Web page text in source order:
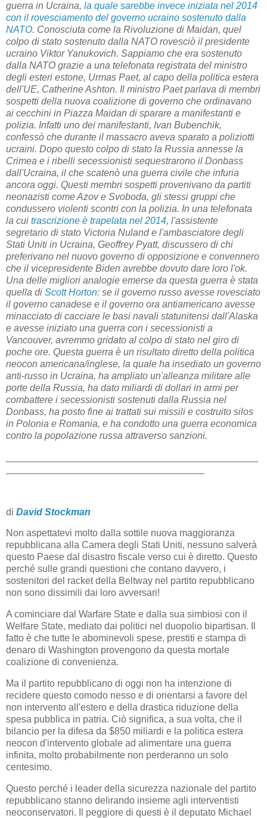
guerra in Ucraina, la quale sarebbe invece iniziata nel 2014
con il rovesciamento del governo ucraino sostenuto dalla
NATO. Conosciuta come la Rivoluzione di Maidan, quel
colpo di stato sostenuto dalla NATO rovesciò il presidente
ucraino Viktor Yanukovich. Sappiamo che era sostenuto
dalla NATO grazie a una telefonata registrata del ministro
degli esteri estone, Urmas Paet, al capo della politica estera
dell'UE, Catherine Ashton. Il ministro Paet parlava di membri
sospetti della nuova coalizione di governo che ordinavano
ai cecchini in Piazza Maidan di sparare a manifestanti e
polizia. Infatti uno dei manifestanti, Ivan Bubenchik,
confessò che durante il massacro aveva sparato a poliziotti
ucraini. Dopo questo colpo di stato la Russia annesse la
Crimea e i ribelli secessionisti sequestrarono il Donbass
dall'Ucraina, il che scatenò una guerra civile che infuria
ancora oggi. Questi membri sospetti provenivano da partiti
neonazisti come Azov e Svoboda, gli stessi gruppi che
condussero violenti scontri con la polizia. In una telefonata
la cui trascrizione è trapelata nel 2014, l'assistente
segretario di stato Victoria Nuland e l'ambasciatore degli
Stati Uniti in Ucraina, Geoffrey Pyatt, discussero di chi
preferivano nel nuovo governo di opposizione e convennero
che il vicepresidente Biden avrebbe dovuto dare loro l'ok.
Una delle migliori analogie emerse da questa guerra è stata
quella di Scott Horton: se il governo russo avesse rovesciato
il governo canadese e il governo ora antiamericano avesse
minacciato di cacciare le basi navali statunitensi dall'Alaska
e avesse iniziato una guerra con i secessionisti a
Vancouver, avremmo gridato al colpo di stato nel giro di
poche ore. Questa guerra è un risultato diretto della politica
neocon americana/inglese, la quale ha insediato un governo
anti-russo in Ucraina, ha ampliato un'alleanza militare alle
porte della Russia, ha dato miliardi di dollari in armi per
combattere i secessionisti sostenuti dalla Russia nel
Donbass, ha posto fine ai trattati sui missili e costruito silos
in Polonia e Romania, e ha condotto una guerra economica
contro la popolazione russa attraverso sanzioni.
di David Stockman
Non aspettatevi molto dalla sottile nuova maggioranza
repubblicana alla Camera degli Stati Uniti, nessuno salverà
questo Paese dal disastro fiscale verso cui è diretto. Questo
perché sulle grandi questioni che contano davvero, i
sostenitori del racket della Beltway nel partito repubblicano
non sono dissimili dai loro avversari!
A cominciare dal Warfare State e dalla sua simbiosi con il
Welfare State, mediato dai politici nel duopolio bipartisan. Il
fatto è che tutte le abominevoli spese, prestiti e stampa di
denaro di Washington provengono da questa mortale
coalizione di convenienza.
Ma il partito repubblicano di oggi non ha intenzione di
recidere questo comodo nesso e di orientarsi a favore del
non intervento all'estero e della drastica riduzione della
spesa pubblica in patria. Ciò significa, a sua volta, che il
bilancio per la difesa da $850 miliardi e la politica estera
neocon d'intervento globale ad alimentare una guerra
infinita, molto probabilmente non perderanno un solo
centesimo.
Questo perché i leader della sicurezza nazionale del partito
repubblicano stanno delirando insieme agli interventisti
neoconservatori. Il peggiore di questi è il deputato Michael